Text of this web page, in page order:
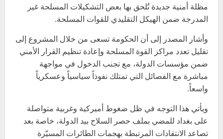
مظلة أمنية جديدة تُلحق بها بعض التشكيلات المسلحة غير
المدرجة ضمن الهيكل التقليدي للقوات المسلحة.
وأشار المصدر إلى أن الحكومة تسعى من خلال المشروع إلى
تقليل تعدد مراكز القوة المسلحة وإعادة تنظيم القرار الأمني
ضمن مؤسسات الدولة، مع تجنب الدخول في مواجهة
مباشرة مع الفصائل التي تمتلك نفوذاً سياسياً وعسكرياً
واسعاً.
ويأتي هذا التوجه في ظل ضغوط أميركية وغربية متواصلة
على بغداد للمضي بملف حصر السلاح بيد الدولة، خاصة بعد
تصاعد الانتقادات المرتبطة بهجمات الطائرات المسيّرة